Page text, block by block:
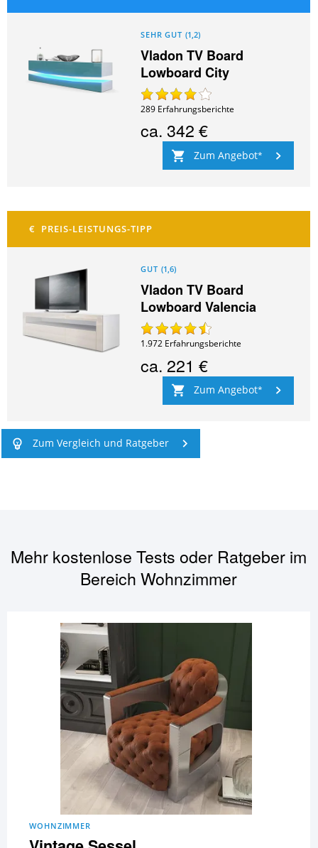
SEHR GUT (1,2)
Vladon TV Board
Lowboard City
289 Erfahrungsberichte
ca.342 €
Zum Angebot
GUT (1,6)
Vladon TV Board
Lowboard Valencia
1.972 Erfahrungsberichte
ca. 221 €
Zum Angebot
Zum Vergleich und Ratgeber
Mehr kostenlose Tests oder Ratgeber im
BereichWohnzimmer
WOHNZIMMER